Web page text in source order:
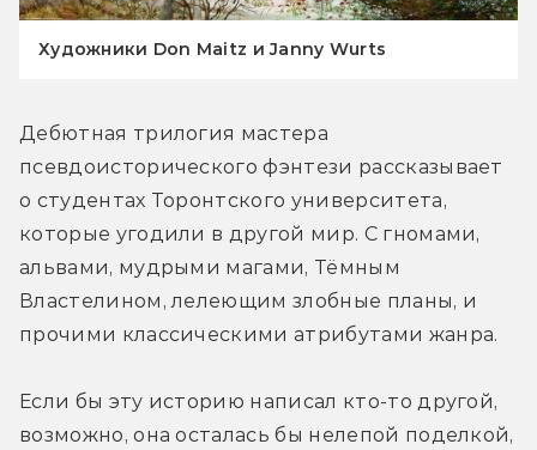
Художники Don Maitz и Janny Wurts
Дебютная трилогия мастера
псевдоисторического фэнтези рассказывает
о студентах Торонтского университета,
которые угодили в другой мир. С гномами,
альвами, мудрыми магами, Тёмным
Властелином, лелеющим злобные планы, и
прочими классическими атрибутами жанра.
Если бы эту историю написал кто-то другой,
возможно, она осталась бы нелепой поделкой,